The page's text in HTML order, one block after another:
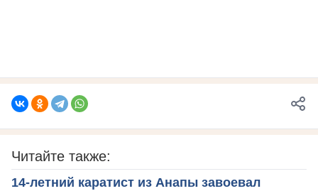
Читайте также:
14-летний каратист из Анапы завоевал